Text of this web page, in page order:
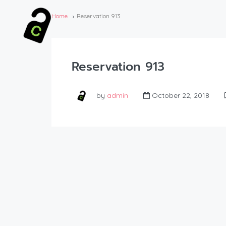
Home Reservation 913
Reservation 913
by admin October 22, 2018